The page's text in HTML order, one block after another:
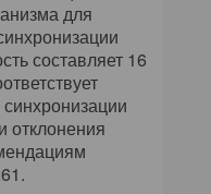
для
составляет 16
отклонения